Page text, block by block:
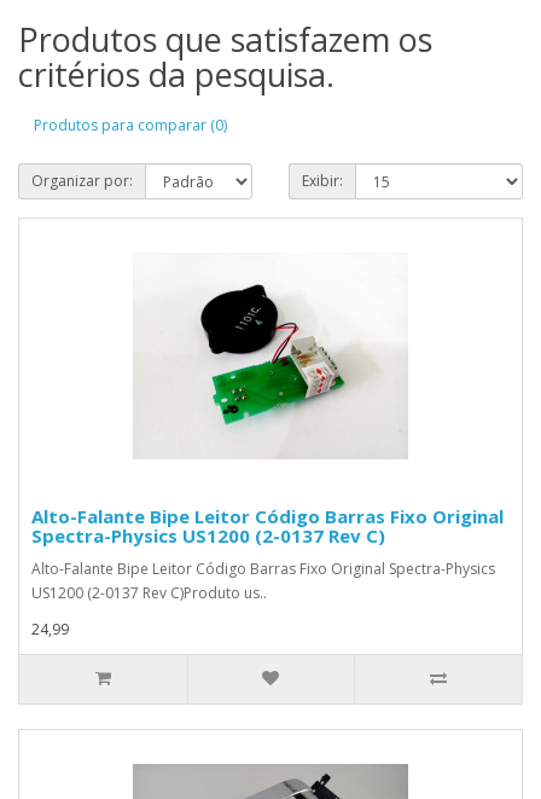
Produtos que satisfazem os
critérios da pesquisa.
Produtos para comparar (0)
Organizar por: Exibir:
Alto-Falante Bipe Leitor Código Barras Fixo Original
Spectra-Physics US1200 (2-0137 Rev C)
Alto-Falante Bipe Leitor Código Barras Fixo Original Spectra-Physics
US1200 (2-0137 Rev C)Produto us..
24,99